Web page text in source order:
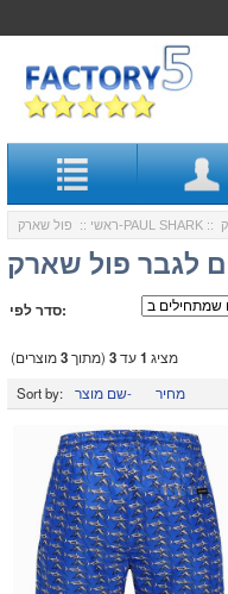
ראשי :: פול שארק-PAUL SHARK
לגבר פול שארק
סדר לפי:
מציג 1עד3 (מתוך3מוצרים)
Sort by:
שם מוצר- מחיר